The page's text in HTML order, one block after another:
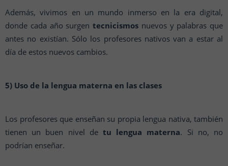
Además, vivimos en un mundo inmerso en la era digital,
donde cada año surgen tecnicismos nuevos y palabras que
antes no existían. Sólo los profesores nativos van a estar al
día de estos nuevos cambios.
5) Uso de la lengua materna en las clases
Los profesores que enseñan su propia lengua nativa, también
tienen un buen nivel detu lengua materna. Si no, no
podrían enseñar.